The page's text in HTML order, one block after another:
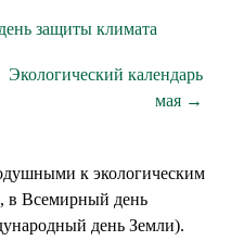
защиты климата
Экологический календарь
мая →
к экологическим
в Всемирный день
день Земли).